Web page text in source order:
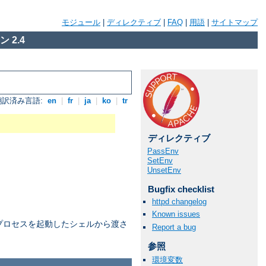
モジュール ディレクティブ FAQ 用語 サイトマップ
2.4
訳済み言語: en fr ja ko tr
セスを起動したシェルから渡さ
ディレクティブ
PassEnv
SetEnv
UnsetEnv
Bugfix checklist
httpd changelog
Known issues
Report a bug
参照
環境変数